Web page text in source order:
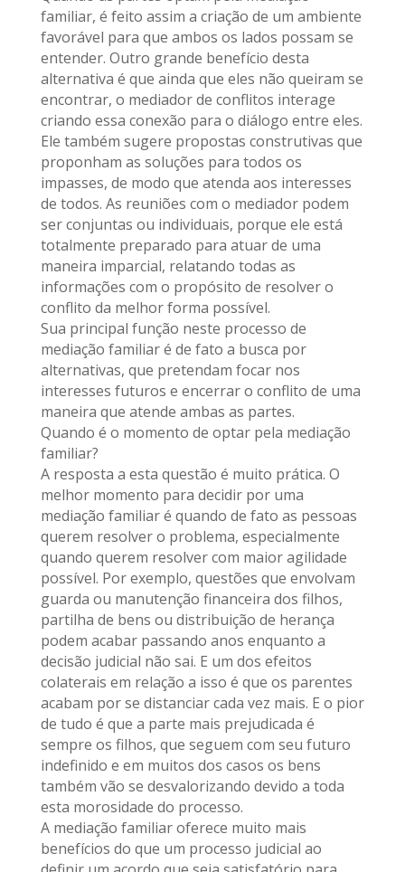
familiar, é feito assim a criação de um ambiente
favorável para que ambos os lados possam se
entender. Outro grande benefício desta
alternativa é que ainda que eles não queiram se
encontrar, o mediador de conflitos interage
criando essa conexão para o diálogo entre eles.
Ele também sugere propostas construtivas que
proponham as soluções para todos os
impasses, de modo que atenda aos interesses
de todos. As reuniões com o mediador podem
ser conjuntas ou individuais, porque ele está
totalmente preparado para atuar de uma
maneira imparcial, relatando todas as
informações com o propósito de resolver o
conflito da melhor forma possível.
Sua principal função neste processo de
mediação familiar é de fato a busca por
alternativas, que pretendam focar nos
interesses futuros e encerrar o conflito de uma
maneira que atende ambas as partes.
Quando é o momento de optar pela mediação
familiar?
A resposta a esta questão é muito prática. O
melhor momento para decidir por uma
mediação familiar é quando de fato as pessoas
querem resolver o problema, especialmente
quando querem resolver com maior agilidade
possível. Por exemplo, questões que envolvam
guarda ou manutenção financeira dos filhos,
partilha de bens ou distribuição de herança
podem acabar passando anos enquanto a
decisão judicial não sai. E um dos efeitos
colaterais em relação a isso é que os parentes
acabam por se distanciar cada vez mais. E o pior
de tudo é que a parte mais prejudicada é
sempre os filhos, que seguem com seu futuro
indefinido e em muitos dos casos os bens
também vão se desvalorizando devido a toda
esta morosidade do processo.
A mediação familiar oferece muito mais
benefícios do que um processo judicial ao